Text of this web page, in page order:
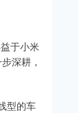
于小米
深耕，
型的车